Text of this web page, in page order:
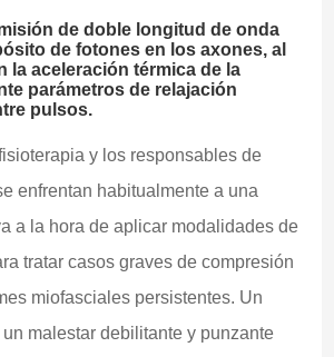
de doble longitud de onda
de fotones en los axones, al
la aceleración térmica de la
parámetros de relajación
pulsos.
y los responsables de
enfrentan habitualmente a una
a la hora de aplicar modalidades de
tratar casos graves de compresión
miofasciales persistentes. Un
malestar debilitante y punzante